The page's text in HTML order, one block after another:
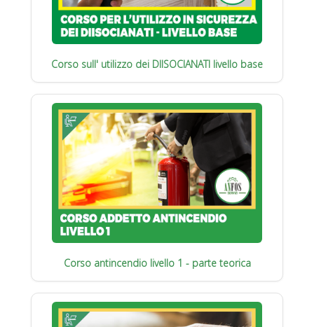
Corso sull' utilizzo dei DIISOCIANATI livello base
Corso antincendio livello 1 - parte teorica